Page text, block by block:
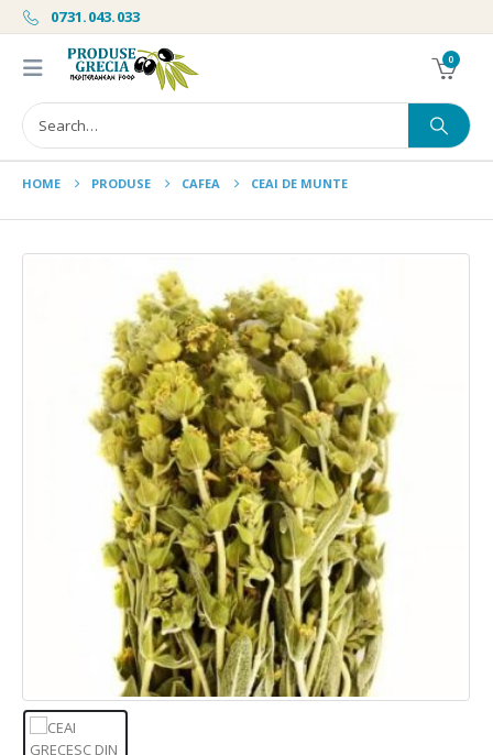
0731.043.033
0
HOME PRODUSE CAFEA CEAI DE MUNTE